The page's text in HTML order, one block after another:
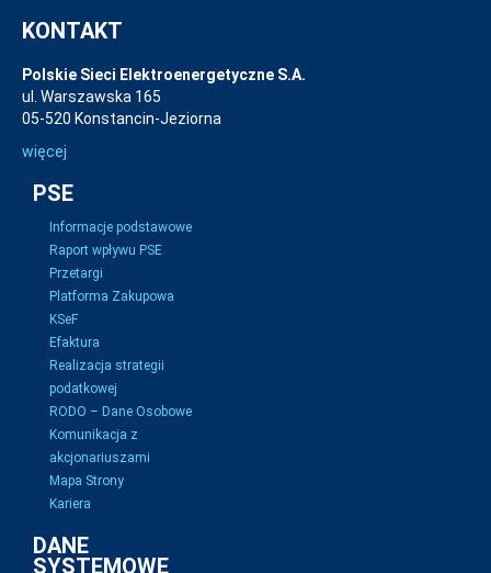
KONTAKT
Polskie Sieci Elektroenergetyczne S.A.
ul. Warszawska 165
05-520 Konstancin-Jeziorna
więcej
PSE
Informacje podstawowe
Raport wpływu PSE
Przetargi
Platforma Zakupowa
KSeF
Efaktura
Realizacja strategii
podatkowej
RODO – Dane Osobowe
Komunikacja z
akcjonariuszami
Mapa Strony
Kariera
DANE
SYSTEMOWE